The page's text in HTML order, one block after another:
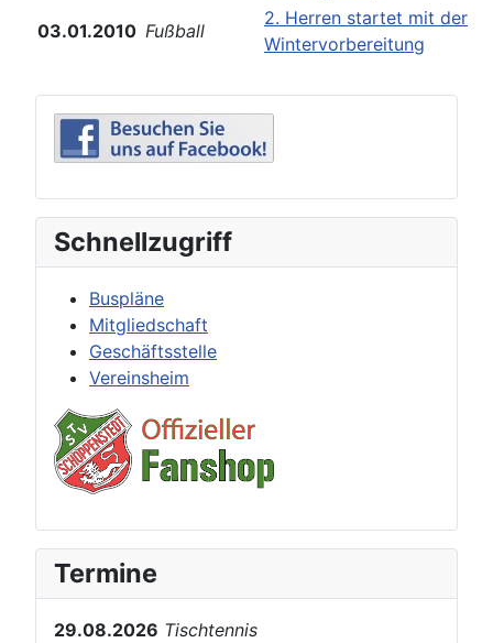
03.01.2010 Fußball
2. Herren startet mit der
Wintervorbereitung
Schnellzugriff
Buspläne
Mitgliedschaft
Geschäftsstelle
Vereinsheim
Termine
29.08.2026 Tischtennis